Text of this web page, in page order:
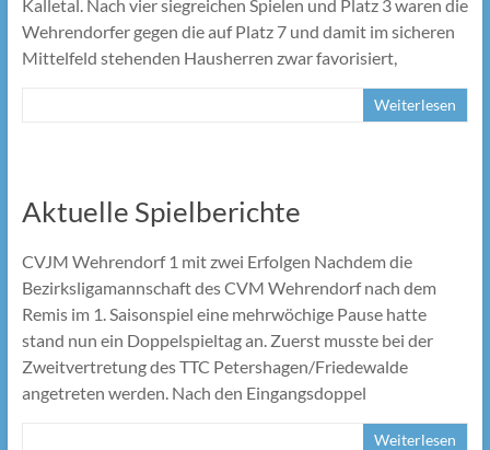
Kalletal. Nach vier siegreichen Spielen und Platz 3 waren die
Wehrendorfer gegen die auf Platz 7 und damit im sicheren
Mittelfeld stehenden Hausherren zwar favorisiert,
Weiterlesen
Aktuelle Spielberichte
CVJM Wehrendorf 1 mit zwei Erfolgen Nachdem die
Bezirksligamannschaft des CVM Wehrendorf nach dem
Remis im 1. Saisonspiel eine mehrwöchige Pause hatte
stand nun ein Doppelspieltag an. Zuerst musste bei der
Zweitvertretung des TTC Petershagen/Friedewalde
angetreten werden. Nach den Eingangsdoppel
Weiterlesen